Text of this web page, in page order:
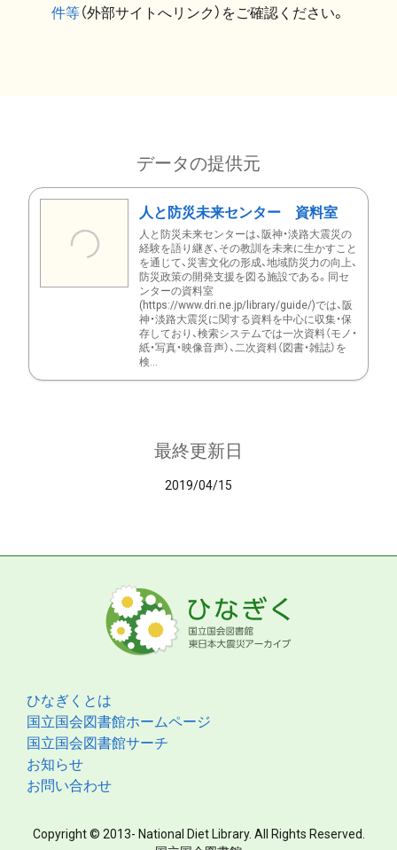
件等（外部サイトへリンク）をご確認ください。
データの提供元
人と防災未来センター 資料室
人と防災未来センターは、阪神・淡路大震災の
経験を語り継ぎ、その教訓を未来に生かすこと
を通じて、災害文化の形成、地域防災力の向上、
防災政策の開発支援を図る施設である。同セ
ンターの資料室
(https://www.dri.ne.jp/library/guide/)では、阪
神・淡路大震災に関する資料を中心に収集・保
存しており、検索システムでは一次資料（モノ・
紙・写真・映像音声）、二次資料（図書・雑誌）を
検...
最終更新日
2019/04/15
ひなぎくとは
国立国会図書館ホームページ
国立国会図書館サーチ
お知らせ
お問い合わせ
Copyright © 2013- National Diet Library. All Rights Reserved.